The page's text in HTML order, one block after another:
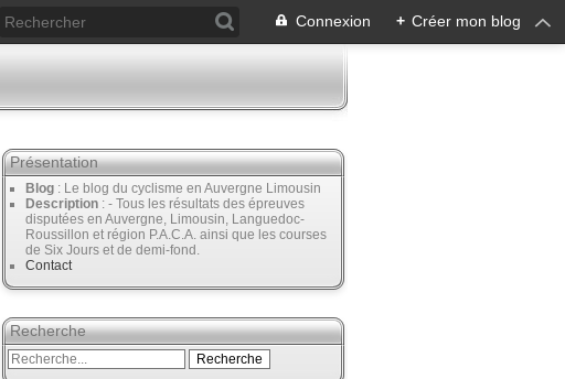
Connexion + Créer mon blog
Présentation
Blog : Le blog du cyclisme en Auvergne Limousin
Description : - Tous les résultats des épreuves
disputées en Auvergne, Limousin, Languedoc-
Roussillon et région P.A.C.A. ainsi que les courses
de Six Jours et de demi-fond.
Contact
Recherche